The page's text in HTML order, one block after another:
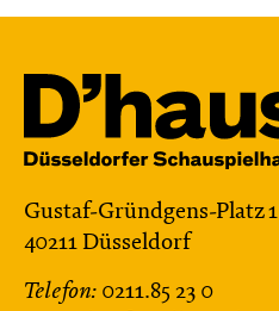
Gustaf-Gründgens-Platz 1
40211 Düsseldorf
Telefon: 0211.85 23 0